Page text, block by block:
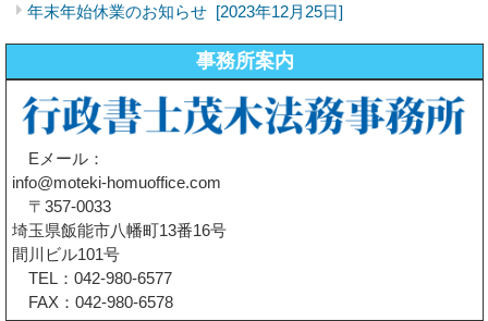
年末年始休業のお知らせ [2023年12月25日]
事務所案内
Eメール：
info@moteki-homuoffice.com
〒357-0033
埼玉県飯能市八幡町13番16号
間川ビル101号
TEL：042-980-6577
FAX：042-980-6578